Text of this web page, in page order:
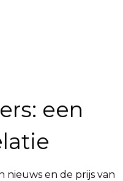
een
nieuws en de prijs van